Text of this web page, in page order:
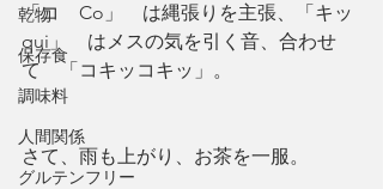
乾物
保存食
調味料
人間関係
グルテンフリー
「コ　Co」　は縄張りを主張、「キッ
qui」　はメスの気を引く音、合わせ
て　「コキッコキッ」。
さて、雨も上がり、お茶を一服。